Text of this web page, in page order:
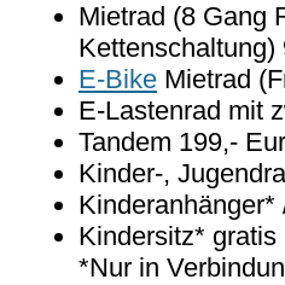
Mietrad (8 Gang
Kettenschaltung)
E-Bike Mietrad
E-Lastenrad mit
Tandem 199,-
Kinder-,
Kindersitz* gratis
*Nur in